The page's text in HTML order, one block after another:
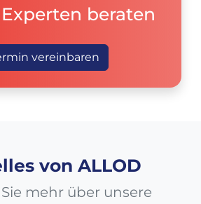
beraten
vereinbaren
von ALLOD
mehr über unsere